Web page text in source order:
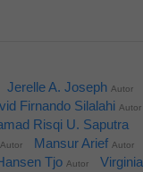
Jerelle A. Joseph Autor
Firnando Silalahi Autor
Risqi U. Saputra
Autor Mansur Arief Autor
Tjo Autor
Virginia